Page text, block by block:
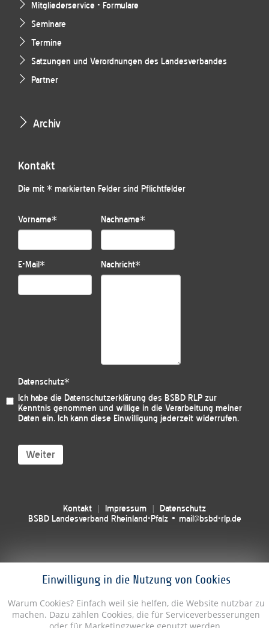
Einwilligung in die Nutzung von Cookies
Warum Cookies? Einfach weil sie helfen, die Website nutzbar zu
machen. Dazu zählen Cookies, die für Serviceverbesserungen
Mitgliederservice - Formulare
Seminare
Termine
Satzungen und Verordnungen des Landesverbandes
Partner
Archiv
Kontakt
Die mit * markierten Felder sind Pflichtfelder
Vorname* Nachname*
E-Mail* Nachricht*
Datenschutz*
Ich habe die Datenschutzerklärung des BSBD RLP zur
Kenntnis genommen und willige in die Verarbeitung meiner
Daten ein. Ich kann diese Einwilligung jederzeit widerrufen.
Weiter
Kontakt Impressum
Datenschutz
BSBD Landesverband Rheinland-Pfalz • mail@bsbd-rlp.de